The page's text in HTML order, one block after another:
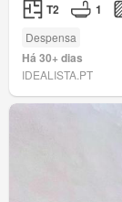
T2 1
Despensa
Há 30+ dias
IDEALISTA.PT